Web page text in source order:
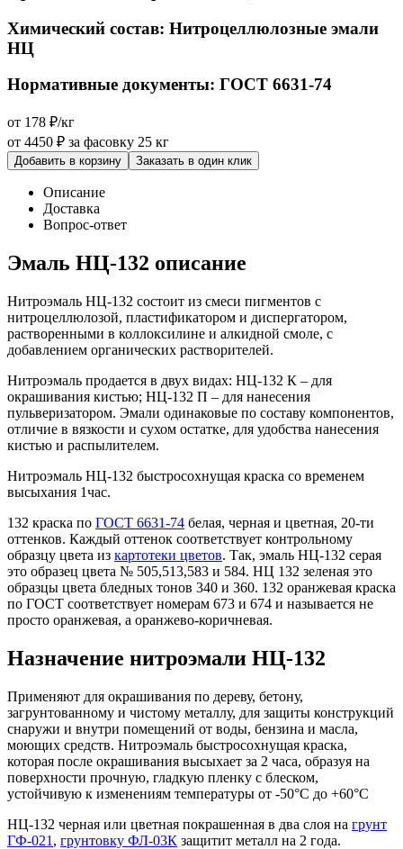
Химический состав: Нитроцеллюлозные эмали
НЦ
Нормативные документы: ГОСТ 6631-74
от 178 ₽/кг
от 4450 ₽ за фасовку 25 кг
Добавить в корзину Заказать в один клик
Описание
Доставка
Вопрос-ответ
Эмаль НЦ-132 описание
Нитроэмаль НЦ-132 состоит из смеси пигментов с
нитроцеллюлозой, пластификатором и диспергатором,
растворенными в коллоксилине и алкидной смоле, с
добавлением органических растворителей.
Нитроэмаль продается в двух видах: НЦ-132 К – для
окрашивания кистью; НЦ-132 П – для нанесения
пульверизатором. Эмали одинаковые по составу компонентов,
отличие в вязкости и сухом остатке, для удобства нанесения
кистью и распылителем.
Нитроэмаль НЦ-132 быстросохнущая краска со временем
высыхания 1час.
132 краска по ГОСТ 6631-74 белая, черная и цветная, 20-ти
оттенков. Каждый оттенок соответствует контрольному
образцу цвета из картотеки цветов. Так, эмаль НЦ-132 серая
это образец цвета № 505,513,583 и 584. НЦ 132 зеленая это
образцы цвета бледных тонов 340 и 360. 132 оранжевая краска
по ГОСТ соответствует номерам 673 и 674 и называется не
просто оранжевая, а оранжево-коричневая.
Назначение нитроэмали НЦ-132
Применяют для окрашивания по дереву, бетону,
загрунтованному и чистому металлу, для защиты конструкций
снаружи и внутри помещений от воды, бензина и масла,
моющих средств. Нитроэмаль быстросохнущая краска,
которая после окрашивания высыхает за 2 часа, образуя на
поверхности прочную, гладкую пленку с блеском,
устойчивую к изменениям температуры от -50°С до +60°С
НЦ-132 черная или цветная покрашенная в два слоя на грунт
ГФ-021 , грунтовку ФЛ-03К защитит металл на 2 года.